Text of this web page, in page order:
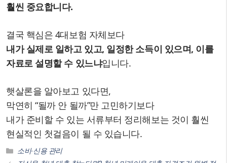
훨씬 중요합니다.
결국 핵심은 4대보험 자체보다
내가 실제로 일하고 있고, 일정한 소득이 있으며, 이를
자료로 설명할 수 있느냐입니다.
햇살론을 알아보고 있다면,
막연히 “될까 안 될까”만 고민하기보다
내가 준비할 수 있는 서류부터 정리해보는 것이 훨씬
현실적인 첫걸음이 될 수 있습니다.
카
테
소비·신용 관리